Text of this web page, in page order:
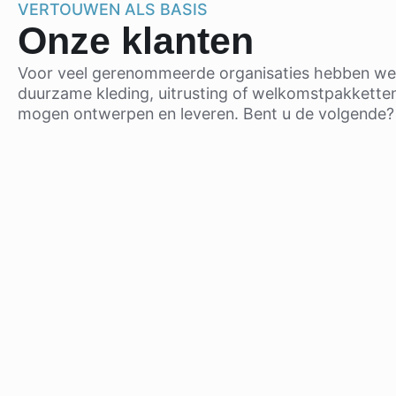
VERTOUWEN ALS BASIS
Onze klanten
Voor veel gerenommeerde organisaties hebben we
duurzame kleding, uitrusting of
mogen ontwerpen en leveren. Bent u de volgende?